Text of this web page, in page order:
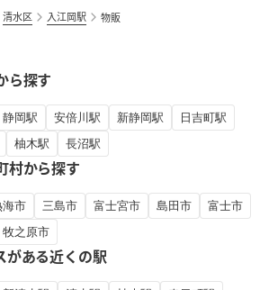
清水区 入江岡駅 物販
ら探す
静岡駅 安倍川駅 新静岡駅
日吉町駅
柚木駅 長沼駅
村から探す
海市 三島市 富士宮市 島田市
富士市
牧之原市
がある近くの駅